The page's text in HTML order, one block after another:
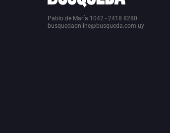
Pablo de María 1042 - 2418 8280
busquedaonline@busqueda.com.uy